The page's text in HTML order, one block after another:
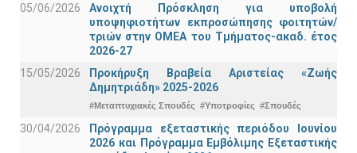
05/06/2026
Ανοιχτή Πρόσκληση για υποβολή
υποψηφιοτήτων εκπροσώπησης φοιτητών/
τριών στην ΟΜΕΑ του Τμήματος-ακαδ. έτος
2026-27
15/05/2026
Προκήρυξη Βραβεία Αριστείας «Ζωής
Δημητριάδη» 2025-2026
#Μεταπτυχιακές Σπουδές #Υποτροφίες #Σπουδές
30/04/2026
Πρόγραμμα εξεταστικής περιόδου Ιουνίου
2026 και Πρόγραμμα Εμβόλιμης Εξεταστικής